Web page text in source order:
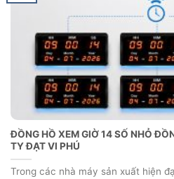
ĐỒNG HỒ XEM GIỜ 14 SỐ NHỎ
TY ĐẠT VI PHÚ
Trong các nhà máy sản xuất hiện